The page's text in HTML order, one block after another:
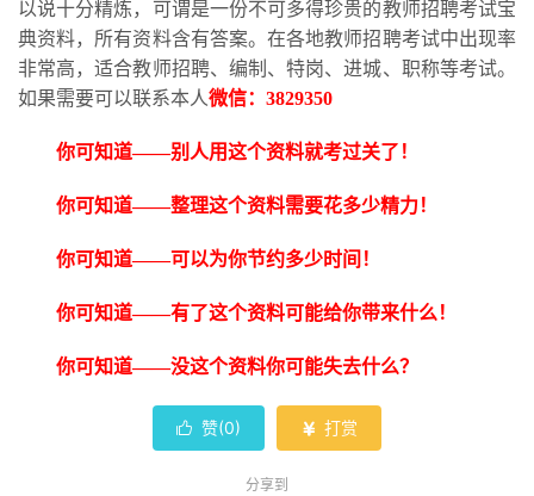
以说十分精炼，可谓是一份不可多得珍贵的教师招聘考试宝
典资料，所有资料含有答案。在各地教师招聘考试中出现率
非常高，适合教师招聘、编制、特岗、进城、职称等考试。
如果需要可以联系本人微信： 3829350
你可知道——别人用这个资料就考过关了！
你可知道——整理这个资料需要花多少精力！
你可知道——可以为你节约多少时间！
你可知道——有了这个资料可能给你带来什么！
你可知道——没这个资料你可能失去什么？
 赞(0)  打赏
分享到